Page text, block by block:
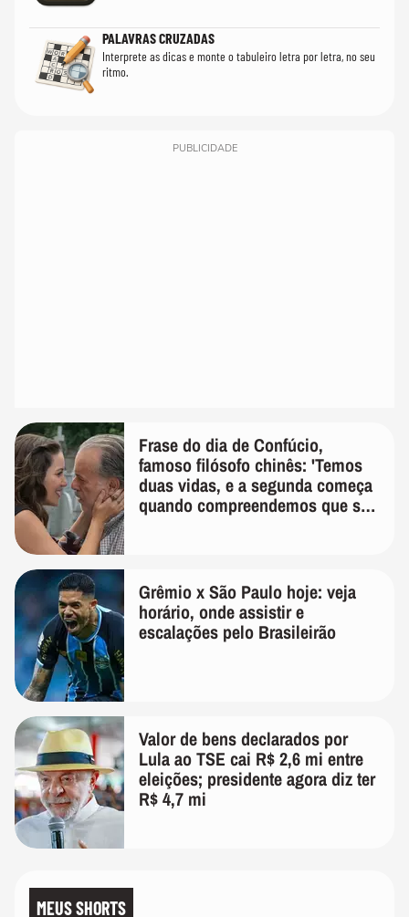
PALAVRAS CRUZADAS
Interprete as dicas e monte o tabuleiro letra por letra, no seu
ritmo.
PUBLICIDADE
Frase do dia de Confúcio,
famoso filósofo chinês: 'Temos
duas vidas, e a segunda começa
quando compreendemos que só
Grêmio x São Paulo hoje: veja
horário, onde assistir e
escalações pelo Brasileirão
Valor de bens declarados por
Lula ao TSE cai R$ 2,6 mi entre
eleições; presidente agora diz ter
R$ 4,7 mi
MEUS SHORTS